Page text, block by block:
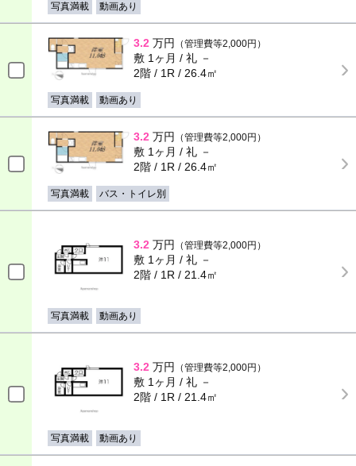
写真満載 動画あり
3.2 万円 （管理費等2,000円）
敷 1ヶ月 / 礼 －
2階 / 1R / 26.4㎡
写真満載 動画あり
3.2 万円 （管理費等2,000円）
敷 1ヶ月 / 礼 －
2階 / 1R / 26.4㎡
写真満載 バス・トイレ別
3.2 万円 （管理費等2,000円）
敷 1ヶ月 / 礼 －
2階 / 1R / 21.4㎡
写真満載 動画あり
3.2 万円 （管理費等2,000円）
敷 1ヶ月 / 礼 －
2階 / 1R / 21.4㎡
写真満載 動画あり